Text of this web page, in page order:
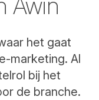
Awin
het gaat
marketing. Al
bij het
de branche.